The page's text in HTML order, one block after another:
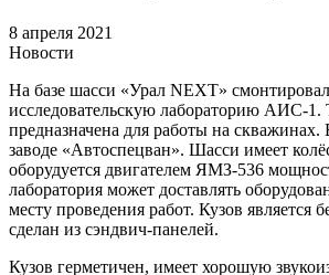
8 апреля 2021
Новости
На базе шасси «Урал NEXT»
исследовательскую лабораторию АИС-1.
предназначена для работы на скважинах.
заводе «Автоспецван». Шасси имеет
оборудуется двигателем ЯМЗ-536
лаборатория может доставлять
месту проведения работ. Кузов является
сделан из сэндвич-панелей.
Кузов герметичен, имеет хорошую